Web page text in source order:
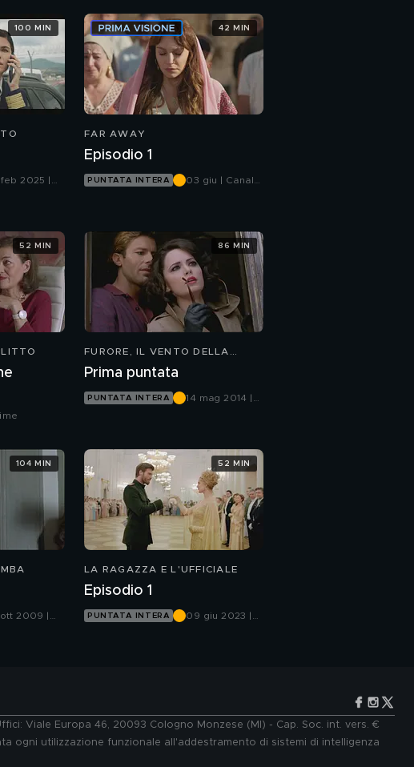
feb 2025 |
100 MIN
FAR AWAY
Episodio 1
PUNTATA INTERA
03 giu | Canale
42 MIN
52 MIN
FURORE, IL VENTO DELLA
Prima puntata
PUNTATA INTERA
14 mag 2014 |
86 MIN
ott 2009 |
104 MIN
LA RAGAZZA E L'UFFICIALE
Episodio 1
PUNTATA INTERA
09 giu 2023 |
52 MIN
Viale Europa 46, 20093 Cologno Monzese (MI) - Cap. Soc. int. vers. €
ogni utilizzazione funzionale all'addestramento di sistemi di intelligenza